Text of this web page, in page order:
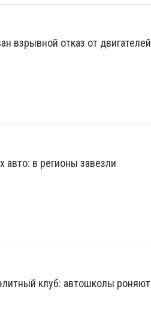
взрывной отказ от двигателей
авто: в регионы завезли
клуб: автошколы роняют